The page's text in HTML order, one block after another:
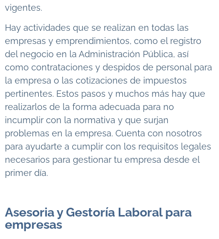
vigentes.
Hay actividades que se realizan en todas las
empresas y emprendimientos, como el registro
del negocio en la Administración Pública, así
como contrataciones y despidos de personal para
la empresa o las cotizaciones de impuestos
pertinentes. Estos pasos y muchos más hay que
realizarlos de la forma adecuada para no
incumplir con la normativa y que surjan
problemas en la empresa. Cuenta con nosotros
para ayudarte a cumplir con los requisitos legales
necesarios para gestionar tu empresa desde el
primer día.
Asesoria y Gestoría Laboral para
empresas